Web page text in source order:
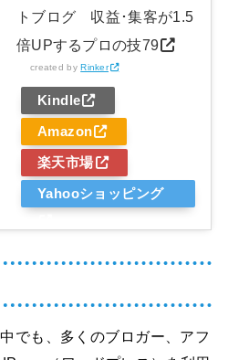
トブログ 収益･集客が1.5
倍UPするプロの技79
created byRinker
Kindle
Amazon
楽天市場
Yahooショッピング
でも、多くのブロガー、アフ